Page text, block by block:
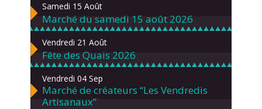
Samedi 15 Août
Marché du samedi 15 août 2026
Vendredi 21 Août
Fête des Quais 2026
Vendredi 04 Sep
Marché de créateurs “Les Vendredis
Artisanaux”